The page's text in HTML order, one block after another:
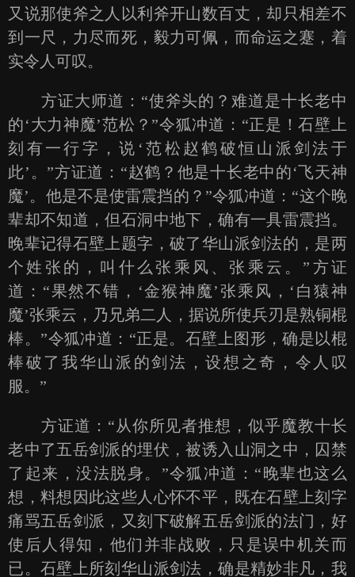
又说那使斧之人以利斧开山数百丈，却只相差不
到一尺，力尽而死，毅力可佩，而命运之蹇，着
实令人可叹。
方证大师道：“使斧头的？难道是十长老中
的‘大力神魔’范松？”令狐冲道：“正是！石壁上
刻有一行字，说‘范松赵鹤破恒山派剑法于
此’。”方证道：“赵鹤？他是十长老中的‘飞天神
魔’。他是不是使雷震挡的？”令狐冲道：“这个晚
辈却不知道，但石洞中地下，确有一具雷震挡。
晚辈记得石壁上题字，破了华山派剑法的，是两
个姓张的，叫什么张乘风、张乘云。”方证
道：“果然不错，‘金猴神魔’张乘风，‘白猿神
魔’张乘云，乃兄弟二人，据说所使兵刃是熟铜棍
棒。”令狐冲道：“正是。石壁上图形，确是以棍
棒破了我华山派的剑法，设想之奇，令人叹
服。”
方证道：“从你所见者推想，似乎魔教十长
老中了五岳剑派的埋伏，被诱入山洞之中，囚禁
了起来，没法脱身。”令狐冲道：“晚辈也这么
想，料想因此这些人心怀不平，既在石壁上刻字
痛骂五岳剑派，又刻下破解五岳剑派的法门，好
使后人得知，他们并非战败，只是误中机关而
已。石壁上所刻华山派剑法，确是精妙非凡，我